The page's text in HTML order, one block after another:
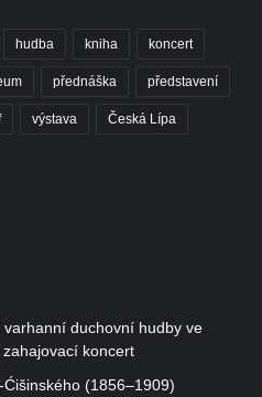
hudba kniha koncert
přednáška představení
výstava Česká Lípa
duchovní hudby ve
koncert
(1856–1909)